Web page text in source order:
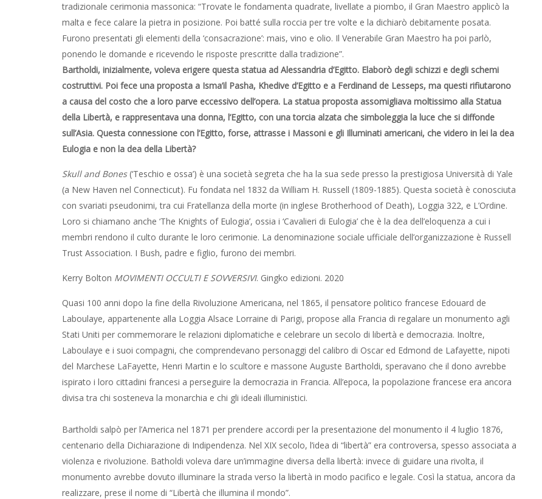
tradizionale cerimonia massonica: “Trovate le fondamenta quadrate, livellate a piombo, il Gran Maestro applicò la
malta e fece calare la pietra in posizione. Poi batté sulla roccia per tre volte e la dichiarò debitamente posata.
Furono presentati gli elementi della ‘consacrazione’: mais, vino e olio. Il Venerabile Gran Maestro ha poi parlò,
ponendo le domande e ricevendo le risposte prescritte dalla tradizione”.
Bartholdi, inizialmente, voleva erigere questa statua ad Alessandria d’Egitto. Elaborò degli schizzi e degli schemi
costruttivi. Poi fece una proposta a Isma’il Pasha, Khedive d’Egitto e a Ferdinand de Lesseps, ma questi rifiutarono
a causa del costo che a loro parve eccessivo dell’opera. La statua proposta assomigliava moltissimo alla Statua
della Libertà, e rappresentava una donna, l’Egitto, con una torcia alzata che simboleggia la luce che si diffonde
sull’Asia. Questa connessione con l’Egitto, forse, attrasse i Massoni e gli Illuminati americani, che videro in lei la dea
Eulogia e non la dea della Libertà?
Skull and Bones(‘Teschio e ossa’) è una società segreta che ha la sua sede presso la prestigiosa Università di Yale
(a New Haven nel Connecticut). Fu fondata nel 1832 da William H. Russell (1809-1885). Questa società è conosciuta
con svariati pseudonimi, tra cui Fratellanza della morte (in inglese Brotherhood of Death), Loggia 322, e L’Ordine.
Loro si chiamano anche ‘The Knights of Eulogia’, ossia i ‘Cavalieri di Eulogia’ che è la dea dell’eloquenza a cui i
membri rendono il culto durante le loro cerimonie. La denominazione sociale ufficiale dell’organizzazione è Russell
Trust Association. I Bush, padre e figlio, furono dei membri.
Kerry Bolton MOVIMENTI OCCULTI E SOVVERSIVI. Gingko edizioni. 2020
Quasi 100 anni dopo la fine della Rivoluzione Americana, nel 1865, il pensatore politico francese Edouard de
Laboulaye, appartenente alla Loggia Alsace Lorraine di Parigi, propose alla Francia di regalare un monumento agli
Stati Uniti per commemorare le relazioni diplomatiche e celebrare un secolo di libertà e democrazia. Inoltre,
Laboulaye e i suoi compagni, che comprendevano personaggi del calibro di Oscar ed Edmond de Lafayette, nipoti
del Marchese LaFayette, Henri Martin e lo scultore e massone Auguste Bartholdi, speravano che il dono avrebbe
ispirato i loro cittadini francesi a perseguire la democrazia in Francia. All’epoca, la popolazione francese era ancora
divisa tra chi sosteneva la monarchia e chi gli ideali illuministici.
Bartholdi salpò per l’America nel 1871 per prendere accordi per la presentazione del monumento il 4 luglio 1876,
centenario della Dichiarazione di Indipendenza. Nel XIX secolo, l’idea di “libertà” era controversa, spesso associata a
violenza e rivoluzione. Batholdi voleva dare un’immagine diversa della libertà: invece di guidare una rivolta, il
monumento avrebbe dovuto illuminare la strada verso la libertà in modo pacifico e legale. Così la statua, ancora da
realizzare, prese il nome di “Libertà che illumina il mondo”.